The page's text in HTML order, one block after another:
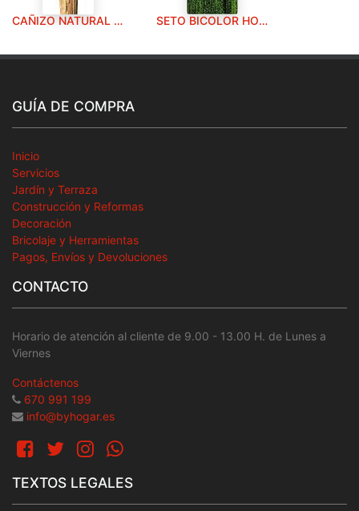
CAÑIZO NATURAL MEDIA CAÑA 1X5M SETO BICOLOR HOJA FINA- 110 TIRAS 1X3M
GUÍA DE COMPRA
Inicio
Servicios
Jardín y Terraza
Construcción y Reformas
Decoración
Bricolaje y Herramientas
Pagos, Envíos y Devoluciones
CONTACTO
Horario de atención al cliente de 9.00 - 13.00 H. de Lunes a
Viernes
Contáctenos
670 991 199
info@byhogar.es
TEXTOS LEGALES